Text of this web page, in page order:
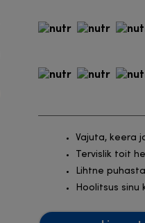
Vajuta, keera
Tervislik toit
Lihtne
Hoolitsus